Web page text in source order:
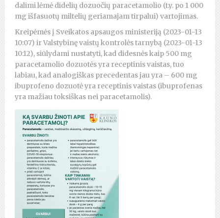
dalimi lėmė didelių dozuočių paracetamolio (t.y. po 1 000
mg išfasuotų miltelių geriamajam tirpalui) vartojimas.
Kreipėmės į Sveikatos apsaugos ministeriją (2023-01-13
10:07) ir Valstybinę vaistų kontrolės tarnybą (2023-01-13
10:12), siūlydami nustatyti, kad didesnės kaip 500 mg
paracetamolio dozuotės yra receptinis vaistas, tuo
labiau, kad analogiškas precedentas jau yra – 600 mg
ibuprofeno dozuotė yra receptinis vaistas (ibuprofenas
yra mažiau toksiškas nei paracetamolis).